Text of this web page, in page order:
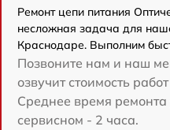
Ремонт цепи питания
несложная задача для
Краснодаре. Выполним
Позвоните нам и наш
озвучит стоимость
Среднее время ремонта
сервисном - 2 часа.